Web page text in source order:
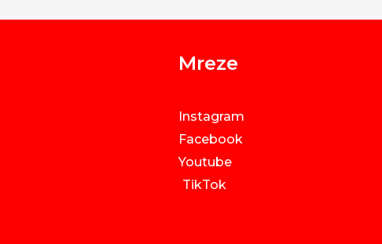
Mreze
Instagram
Facebook
Youtube
TikTok